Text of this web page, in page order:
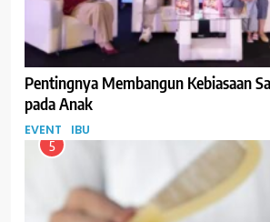
Pentingnya Membangun Kebiasaan
pada Anak
EVENT IBU
5